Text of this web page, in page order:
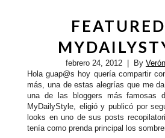
febrero 24, 2012 | By
Hola guap@s hoy quería compartir
más, una de estas alegrías que me
una de las bloggers más famosas
MyDailyStyle, eligió y publicó por
looks en uno de sus posts
tenía como prenda principal los